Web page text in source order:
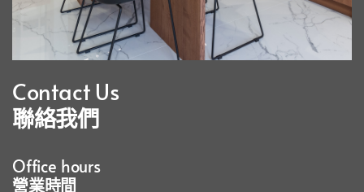
Contact Us
聯絡我們
Office hours
營業時間